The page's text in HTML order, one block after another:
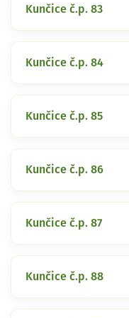
Kunčice č.p. 83
Kunčice č.p. 84
Kunčice č.p. 85
Kunčice č.p. 86
Kunčice č.p. 87
Kunčice č.p. 88